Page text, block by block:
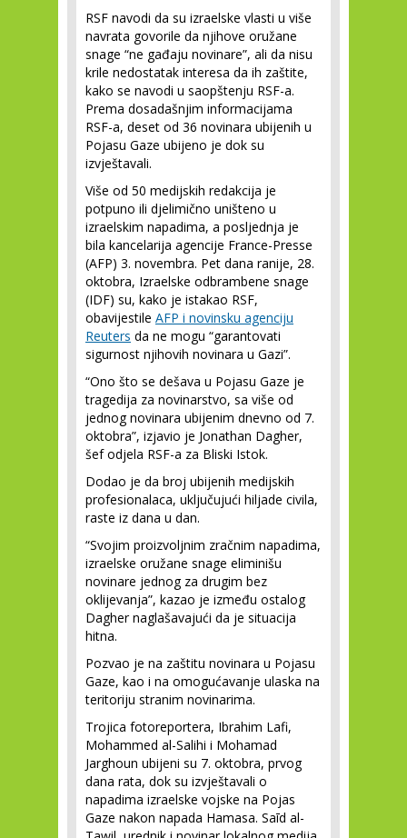
RSF navodi da su izraelske vlasti u više
navrata govorile da njihove oružane
snage “ne gađaju novinare”, ali da nisu
krile nedostatak interesa da ih zaštite,
kako se navodi u saopštenju RSF-a.
Prema dosadašnjim informacijama
RSF-a, deset od 36 novinara ubijenih u
Pojasu Gaze ubijeno je dok su
izvještavali.
Više od 50 medijskih redakcija je
potpuno ili djelimično uništeno u
izraelskim napadima, a posljednja je
bila kancelarija agencije France-Presse
(AFP) 3. novembra. Pet dana ranije, 28.
oktobra, Izraelske odbrambene snage
(IDF) su, kako je istakao RSF,
obavijestile AFP i novinsku agenciju
Reuters da ne mogu “garantovati
sigurnost njihovih novinara u Gazi”.
“Ono što se dešava u Pojasu Gaze je
tragedija za novinarstvo, sa više od
jednog novinara ubijenim dnevno od 7.
oktobra”, izjavio je Jonathan Dagher,
šef odjela RSF-a za Bliski Istok.
Dodao je da broj ubijenih medijskih
profesionalaca, uključujući hiljade civila,
raste iz dana u dan.
“Svojim proizvoljnim zračnim napadima,
izraelske oružane snage eliminišu
novinare jednog za drugim bez
oklijevanja”, kazao je između ostalog
Dagher naglašavajući da je situacija
hitna.
Pozvao je na zaštitu novinara u Pojasu
Gaze, kao i na omogućavanje ulaska na
teritoriju stranim novinarima.
Trojica fotoreportera, Ibrahim Lafi,
Mohammed al-Salihi i Mohamad
Jarghoun ubijeni su 7. oktobra, prvog
dana rata, dok su izvještavali o
napadima izraelske vojske na Pojas
Gaze nakon napada Hamasa. Saīd al-